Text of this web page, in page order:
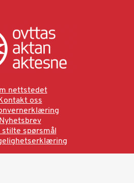
nettstedet
oss
spørsmål